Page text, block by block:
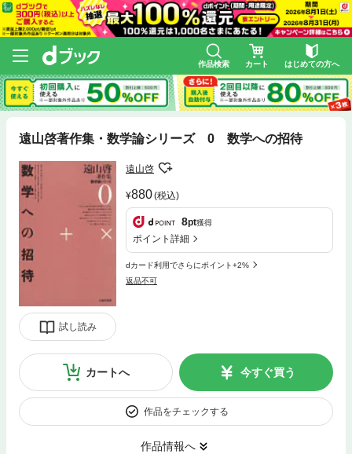
作品検索 カート はじめての方へ
遠山啓著作集・数学論シリーズ 0 数学への招待
試し読み
遠山啓
880(税込)
8pt獲得
ポイント詳細
dカード利用でさらにポイント+2%
返品不可
カートへ 今すぐ買う
作品をチェックする
作品情報へ